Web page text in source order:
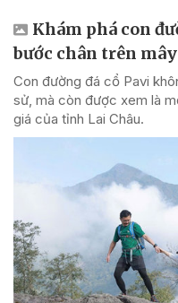
Khám phá con
bước chân trên mây
Con đường đá cổ Pavi
sử, mà còn được xem là
giá của tỉnh Lai Châu.